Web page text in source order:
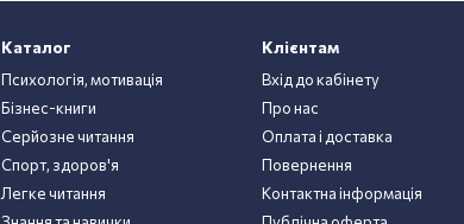
Каталог
Психологія, мотивація
Бізнес-книги
Серйозне читання
Спорт, здоров'я
Легке читання
Клієнтам
Вхід до кабінету
Про нас
Оплата і доставка
Повернення
Контактна інформація